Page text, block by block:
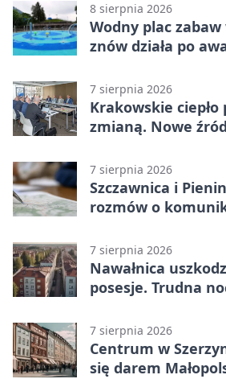
8 sierpnia 2026
Wodny plac
znów działa po
7 sierpnia 2026
Krakowskie
zmianą. Nowe
7 sierpnia 2026
Szczawnica i
rozmów o
7 sierpnia 2026
Nawałnica
posesje. Trudna
7 sierpnia 2026
Centrum w
się darem